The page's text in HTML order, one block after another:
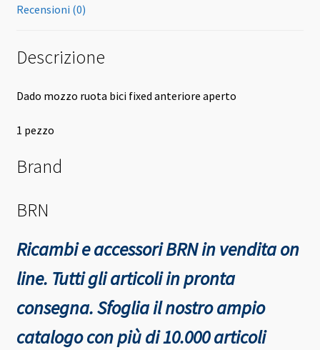
Recensioni (0)
Descrizione
Dado mozzo ruota bici fixed anteriore aperto
1 pezzo
Brand
BRN
Ricambi e accessori BRN in vendita on
line. Tutti gli articoli in pronta
consegna.Sfoglia il nostro ampio
catalogo con più di 10.000 articoli